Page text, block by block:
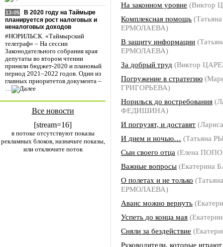
13:05
В 2020 году на Таймыре
планируется рост налоговых и
неналоговых доходов
#НОРИЛЬСК. «Таймырский
телеграф» – На сессии
Законодательного собрания края
депутаты во втором чтении
приняли бюджет-2020 и плановый
период 2021–2022 годов. Один из
главных приоритетов документа –
…
Все новости
[stream=16]
в потоке отсутствуют показы
рекламных блоков, назначьте показы,
или отключите поток
На законном уровне (Виктор
Комплексная помощь (Татьяна
ЕРМОЛАЕВА)
В защиту информации
ЕРМОЛАЕВА)
За добрый труд (Виктор
Погружение в стратегию
ГРИГОРЬЕВА)
Норильск до востребования
ФЕДИШИНА)
И погрузят, и доставят
И днем и ночью… (Татьяна
Сын своего отца (Елена
Важные вопросы (Екатерина
О полетах и не только (Татьяна
ЕРМОЛАЕВА)
Аванс можно вернуть
Успеть до конца мая
Сняли за бездействие
Руководители, которые